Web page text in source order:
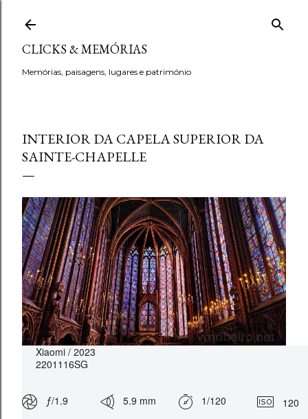
Avançar para o conteúdo principal
CLICKS & MEMÓRIAS
Memórias, paisagens, lugares e património
INTERIOR DA CAPELA SUPERIOR DA
SAINTE-CHAPELLE
Xiaomi / 2023
2201116SG
ƒ/1.9 5.9 mm 1/120 120